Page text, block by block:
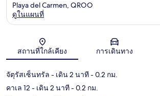
แผนที่
Playa del Carmen, QROO
ดูในแผนที่
สถานที่ใกล้เคียง การเดินทาง
จัตุรัสเซ็นทรัล - เดิน 2 นาที- 0.2 กม.
คาเล 12 - เดิน 2 นาที- 0.2 กม.